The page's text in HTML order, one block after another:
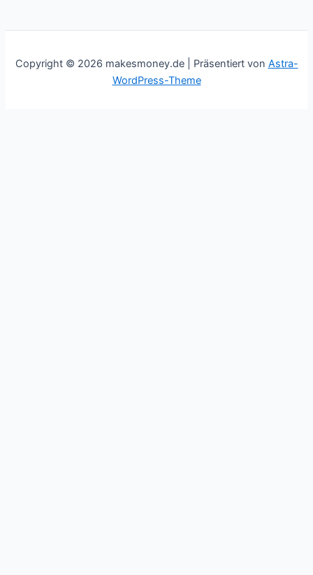
Copyright © 2026 makesmoney.de | Präsentiert von Astra-
WordPress-Theme